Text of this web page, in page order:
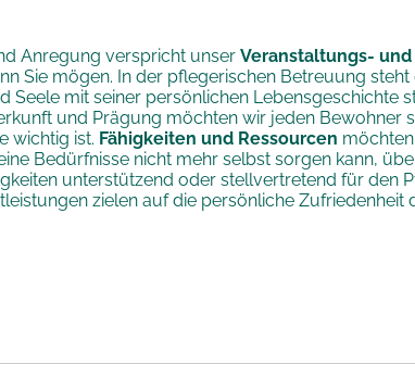
Anregung verspricht unserVeranstaltungs- und
Sie mögen. In der pflegerischen Betreuung
Seele mit seiner persönlichen Lebensgeschichte
und Prägung möchten wir jeden Bewohner
wichtig ist. Fähigkeiten und Ressourcen
Bedürfnisse nicht mehr selbst sorgen kann,
unterstützend oder stellvertretend für den
zielen auf die persönliche